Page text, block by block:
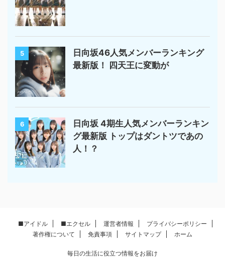
5
日向坂46人気メンバーランキング
最新版！ 四天王に変動が
6
日向坂 4期生人気メンバーランキン
グ最新版 トップはダントツであの
人！？
■アイドル ■エクセル 運営者情報
プライバシーポリシー
著作権について
免責事項 サイトマップ ホーム
毎日の生活に役立つ情報をお届け